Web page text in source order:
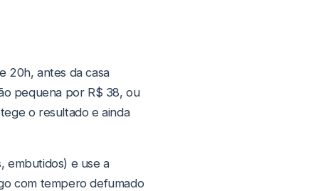
20h, antes da casa
pequena por R$ 38, ou
o resultado e ainda
embutidos) e use a
com tempero defumado